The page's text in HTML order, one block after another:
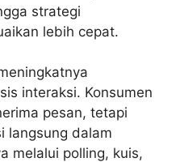
strategi
lebih cepat.
interaksi. Konsumen
pesan, tetapi
langsung dalam
melalui polling, kuis,